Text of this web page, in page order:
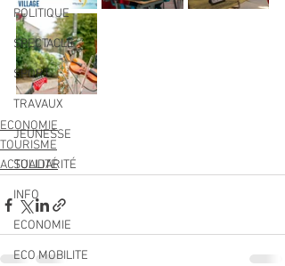
POLITIQUE
SPECTACLE
SPORT
TRAVAUX
JEUNESSE
SOLIDARITÉ
INFO
ECONOMIE
ECO MOBILITE
ECONOMIE
TOURISME
ACTUALITÉ